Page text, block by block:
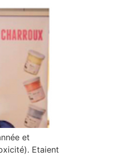
et
Etaient